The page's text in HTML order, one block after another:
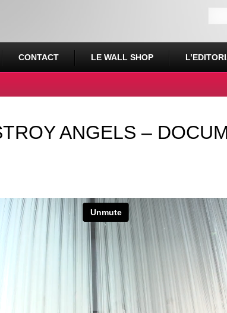
CONTACT LE WALL SHOP
ANGELS –